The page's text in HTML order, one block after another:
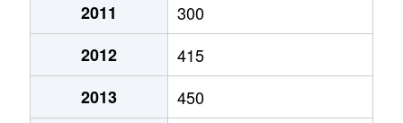
2011
300
2012
415
2013
450